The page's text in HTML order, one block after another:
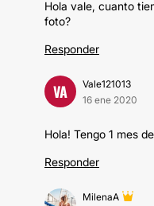
Hola vale, cuanto
foto?
Responder
VA
Vale121013
16 ene 2020
Hola! Tengo 1 mes
Responder
MilenaA